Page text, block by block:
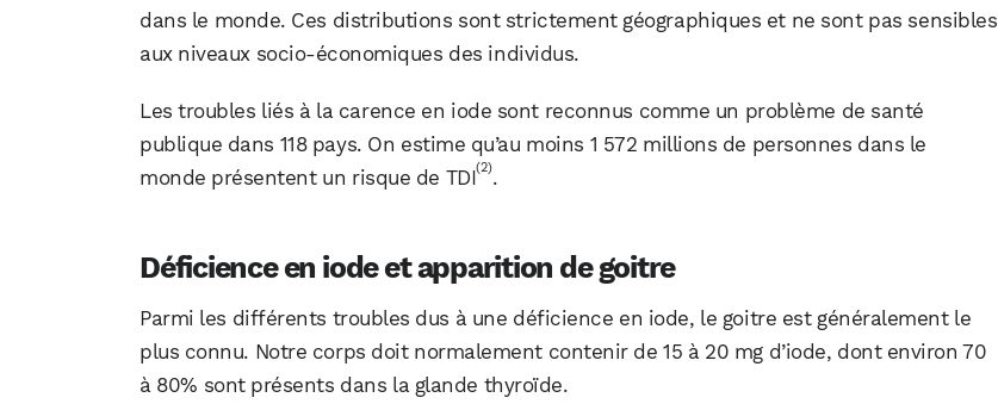
dans le monde. Ces distributions sont strictement géographiques et ne sont pas sensibles
aux niveaux socio-économiques des individus.
Les troubles liés à la carence en iode sont reconnus comme un problème de santé
publique dans 118 pays. On estime qu’au moins 1 572 millions de personnes dans le
monde présentent un risque de TDI(2).
Déficience en iode et apparition de goitre
Parmi les différents troubles dus à une déficience en iode, le goitre est généralement le
plus connu. Notre corps doit normalement contenir de 15 à 20 mg d’iode, dont environ 70
à 80% sont présents dans la glande thyroïde.